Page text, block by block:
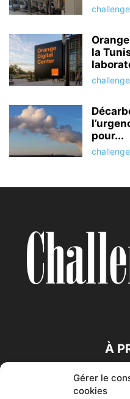
Gérer le
cookies
la
pour...
À